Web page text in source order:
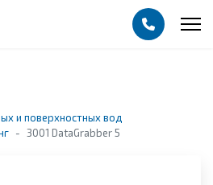
и поверхностных вод
3001 DataGrabber 5